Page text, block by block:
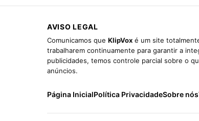
AVISO LEGAL
Comunicamos que KlipVox é um site
trabalharem continuamente para garantir a
publicidades, temos controle parcial sobre o
anúncios.
Página InicialPolítica PrivacidadeSobre nós